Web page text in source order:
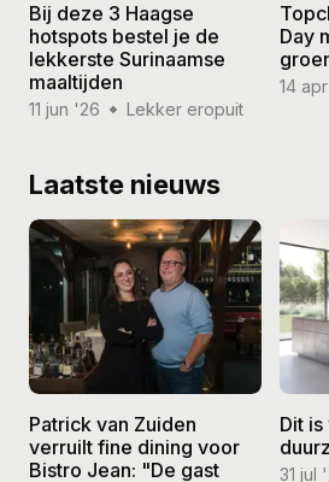
Bij deze 3 Haagse
hotspots bestel je de
lekkerste Surinaamse
maaltijden
11 jun '26 Lekker eropuit
Day
14
Laatste nieuws
Patrick van Zuiden
verruilt fine dining voor
Bistro Jean: "De gast
Dit
31 jul